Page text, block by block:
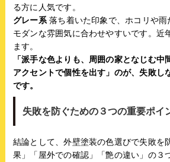
る方に人気です。
グレー系落ち着いた印象で、ホコリや雨
モダンな雰囲気に合わせやすいです。近
ます。
「派手な色よりも、周囲の家となじむ中
アクセントで個性を出す」のが、失敗し
です。
失敗を防ぐための３つの重要ポイ
結論として、外壁塗装の色選びで失敗を
果」「屋外での確認」「艶の違い」の３